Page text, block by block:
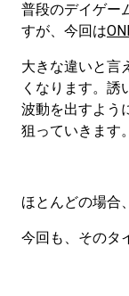
普段のデイゲー
すが、今回は
大きな違いと言
くなります。誘
波動を出すよう
狙っていきます。
ほとんどの場合
今回も、そのタ